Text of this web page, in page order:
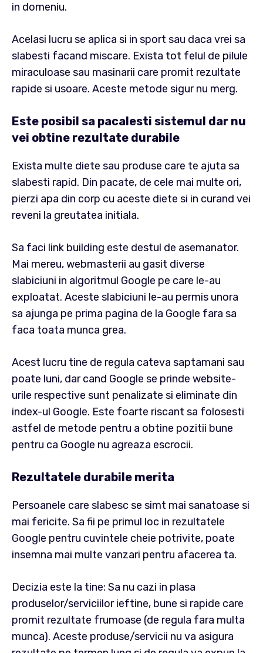
in domeniu.
Acelasi lucru se aplica si in sport sau daca vrei sa
slabesti facand miscare. Exista tot felul de pilule
miraculoase sau masinarii care promit rezultate
rapide si usoare. Aceste metode sigur nu merg.
Este posibil sa pacalesti sistemul dar nu
vei obtine rezultate durabile
Exista multe diete sau produse care te ajuta sa
slabesti rapid. Din pacate, de cele mai multe ori,
pierzi apa din corp cu aceste diete si in curand vei
reveni la greutatea initiala.
Sa faci link building este destul de asemanator.
Mai mereu, webmasterii au gasit diverse
slabiciuni in algoritmul Google pe care le-au
exploatat. Aceste slabiciuni le-au permis unora
sa ajunga pe prima pagina de la Google fara sa
faca toata munca grea.
Acest lucru tine de regula cateva saptamani sau
poate luni, dar cand Google se prinde website-
urile respective sunt penalizate si eliminate din
index-ul Google. Este foarte riscant sa folosesti
astfel de metode pentru a obtine pozitii bune
pentru ca Google nu agreaza escrocii.
Rezultatele durabile merita
Persoanele care slabesc se simt mai sanatoase si
mai fericite. Sa fii pe primul loc in rezultatele
Google pentru cuvintele cheie potrivite, poate
insemna mai multe vanzari pentru afacerea ta.
Decizia este la tine: Sa nu cazi in plasa
produselor/serviciilor ieftine, bune si rapide care
promit rezultate frumoase (de regula fara multa
munca). Aceste produse/servicii nu va asigura